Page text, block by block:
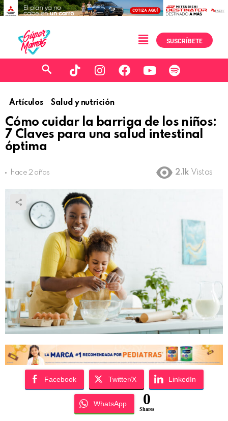
SUSCRÍBETE
Artículos Salud y nutrición
Cómo cuidar la barriga de los niños:
7 Claves para una salud intestinal
óptima
hace 2 años 2.1k Vistas
Facebook Twitter/X LinkedIn
WhatsApp 0
Shares